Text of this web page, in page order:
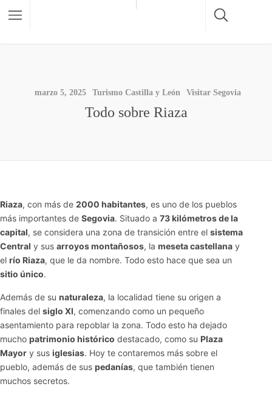
marzo 5, 2025 Turismo Castilla y León Visitar Segovia
Todo sobre Riaza
Riaza, con más de 2000 habitantes, es uno de los pueblos
más importantes de Segovia. Situado a 73 kilómetros de la
capital, se considera una zona de transición entre el sistema
Central y sus arroyos montañosos, la meseta castellana y
el río Riaza, que le da nombre. Todo esto hace que sea un
sitio único.
Además de su naturaleza, la localidad tiene su origen a
finales del siglo XI, comenzando como un pequeño
asentamiento para repoblar la zona. Todo esto ha dejado
mucho patrimonio histórico destacado, como su Plaza
Mayor y sus iglesias. Hoy te contaremos más sobre el
pueblo, además de sus pedanías, que también tienen
muchos secretos.